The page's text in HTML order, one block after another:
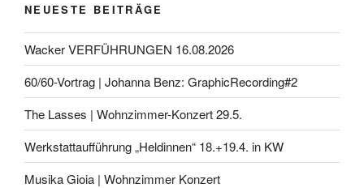
NEUESTE BEITRÄGE
Wacker VERFÜHRUNGEN 16.08.2026
60/60-Vortrag | Johanna Benz: GraphicRecording#2
The Lasses | Wohnzimmer-Konzert 29.5.
Werkstattaufführung „Heldinnen“ 18.+19.4. in KW
Musika Gioia | Wohnzimmer Konzert